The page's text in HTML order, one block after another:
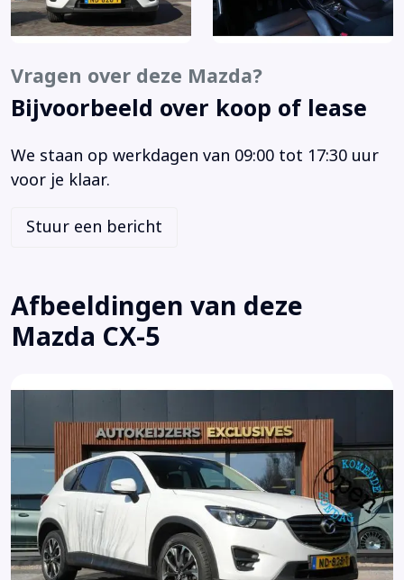
Anti Blokkeer Systeem
Anti doorSlip Regeling
Armsteun voor
Audio installatie premium
Bandenspanningscontrolesysteem
Bestuurdersairbag
Bluetooth telefoonvoorbereiding
Buitenspiegels elektrisch inklapbaar
Buitenspiegels elektrisch verstel- en verwarmbaar
DAB ontvanger
Elektrische ramen voor en achter
Elektrisch verstelb. bestuurdersstoel met geheugen
Elektrisch verstelbare passagiersstoel
Elektronische remkrachtverdeling
Elektronisch Stabiliteits Programma
Extra getint glas
Vragen over deze Mazda?
Bijvoorbeeld over koop of lease
We staan op werkdagen van 09:00 tot 17:30 uur
voor je klaar.
Stuur een bericht
Afbeeldingen van deze
Mazda CX-5